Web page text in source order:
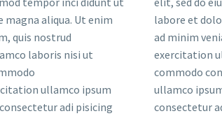
magna aliqua. Ut enim
quis nostrud
laboris nisi ut
ullamco ipsum
adi pisicing
labore et
ad minim
exercitation
commodo
ullamco
consectetur